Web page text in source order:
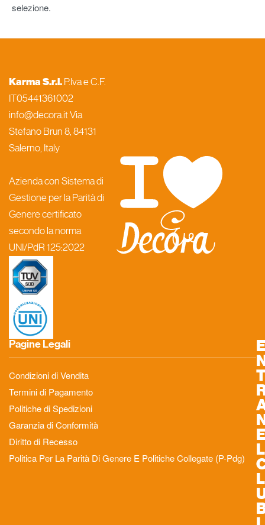
selezione.
Karma S.r.l. P.Iva e C.F.
IT05441361002
info@decora.it Via
Stefano Brun 8, 84131
Salerno, Italy
Azienda con Sistema di
Gestione per la Parità di
Genere certificato
secondo la norma
UNI/PdR 125:2022
Pagine Legali
Condizioni di Vendita
Termini di Pagamento
Politiche di Spedizioni
Garanzia di Conformità
Diritto di Recesso
Politica Per La Parità Di Genere E Politiche Collegate (P-Pdg)
L
L